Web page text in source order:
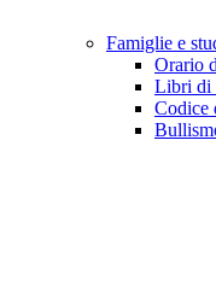
Famiglie e
Orario
Libri di
Codice